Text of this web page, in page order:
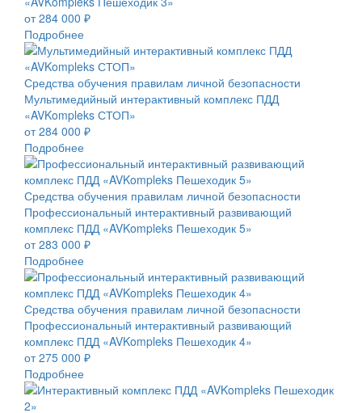
от 284 000 ₽
Подробнее
Средства обучения правилам личной безопасности
Мультимедийный интерактивный комплекс ПДД
«AVKompleks СТОП»
от 284 000 ₽
Подробнее
Средства обучения правилам личной безопасности
Профессиональный интерактивный развивающий
комплекс ПДД «AVKompleks Пешеходик 5»
от 283 000 ₽
Подробнее
Средства обучения правилам личной безопасности
Профессиональный интерактивный развивающий
комплекс ПДД «AVKompleks Пешеходик 4»
от 275 000 ₽
Подробнее